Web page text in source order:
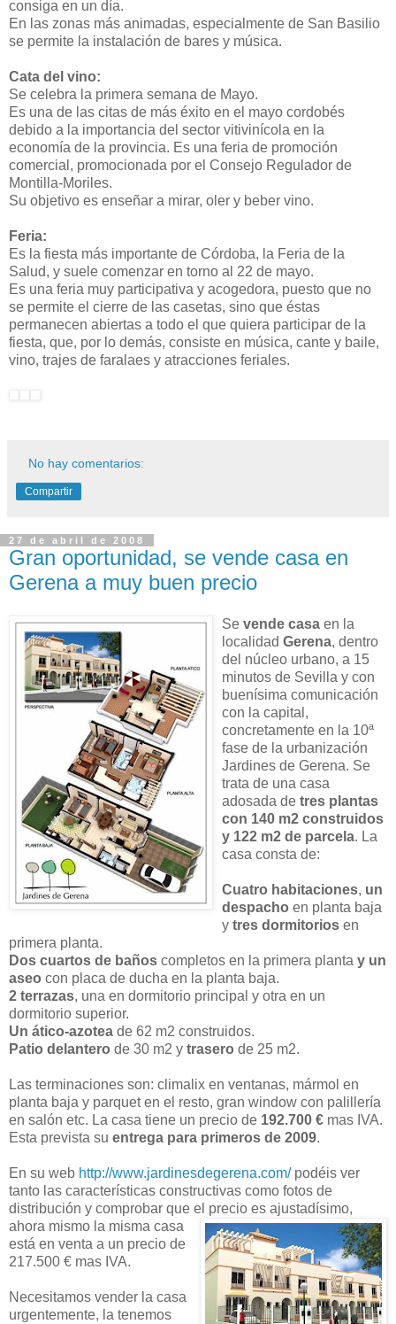
consiga en un día.
En las zonas más animadas, especialmente de San Basilio
se permite la instalación de bares y música.
Cata del vino:
Se celebra la primera semana de Mayo.
Es una de las citas de más éxito en el mayo cordobés
debido a la importancia del sector vitivinícola en la
economía de la provincia. Es una feria de promoción
comercial, promocionada por el Consejo Regulador de
Montilla-Moriles.
Su objetivo es enseñar a mirar, oler y beber vino.
Feria:
Es la fiesta más importante de Córdoba, la Feria de la
Salud, y suele comenzar en torno al 22 de mayo.
Es una feria muy participativa y acogedora, puesto que no
se permite el cierre de las casetas, sino que éstas
permanecen abiertas a todo el que quiera participar de la
fiesta, que, por lo demás, consiste en música, cante y baile,
vino, trajes de faralaes y atracciones feriales.
No hay comentarios:
Compartir
27 de abril de 2008
Gran oportunidad, se vende casa en
Gerena a muy buen precio
Se vende casa en la
localidad Gerena, dentro
del núcleo urbano, a 15
minutos de Sevilla y con
buenísima comunicación
con la capital,
concretamente en la 10ª
fase de la urbanización
Jardines de Gerena. Se
trata de una casa
adosada de tres plantas
con 140 m2 construidos
y 122 m2 de parcela. La
casa consta de:
Cuatro habitaciones, un
despacho en planta baja
y tres dormitorios en
primera planta.
Dos cuartos de baños completos en la primera planta y un
aseo con placa de ducha en la planta baja.
2 terrazas, una en dormitorio principal y otra en un
dormitorio superior.
Un ático-azotea de 62 m2 construidos.
Patio delantero de 30 m2 y trasero de 25 m2.
Las terminaciones son: climalix en ventanas, mármol en
planta baja y parquet en el resto, gran window con palillería
en salón etc. La casa tiene un precio de 192.700 € mas IVA.
Esta prevista su entrega para primeros de 2009.
En su web http://www.jardinesdegerena.com/ podéis ver
tanto las características constructivas como fotos de
distribución y comprobar que el precio es ajustadísimo,
ahora mismo la misma casa
está en venta a un precio de
217.500 € mas IVA.
Necesitamos vender la casa
urgentemente, la tenemos